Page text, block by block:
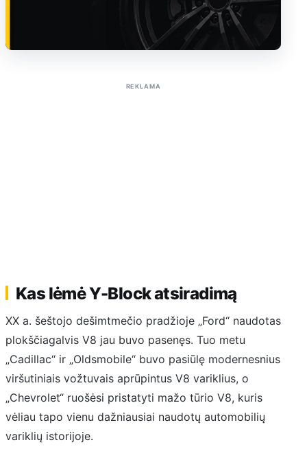
REKLAMA
Kas lėmė Y-Block atsiradimą
XX a. šeštojo dešimtmečio pradžioje „Ford“ naudotas
plokščiagalvis V8 jau buvo pasenęs. Tuo metu
„Cadillac“ ir „Oldsmobile“ buvo pasiūlę modernesnius
viršutiniais vožtuvais aprūpintus V8 variklius, o
„Chevrolet“ ruošėsi pristatyti mažo tūrio V8, kuris
vėliau tapo vienu dažniausiai naudotų automobilių
variklių istorijoje.